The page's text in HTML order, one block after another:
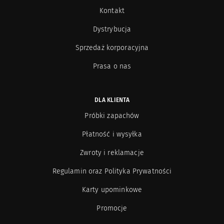
Kontakt
Dystrybucja
Sprzedaż korporacyjna
Prasa o nas
DLA KLIENTA
Próbki zapachów
Płatność i wysyłka
Zwroty i reklamacje
Regulamin oraz Polityka Prywatności
Karty upominkowe
Promocje